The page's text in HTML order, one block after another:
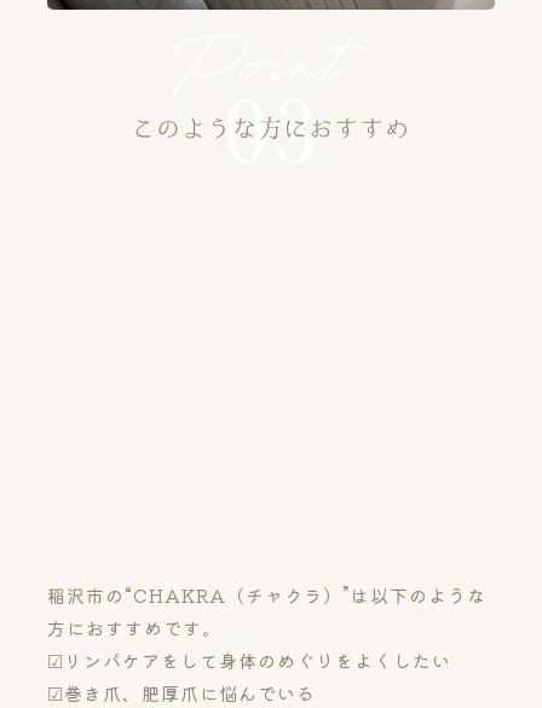
このような方におすすめ
稲沢市の“CHAKRA（チャクラ）”は以下のような
方におすすめです。
☑リンパケアをして身体のめぐりをよくしたい
☑巻き爪、肥厚爪に悩んでいる